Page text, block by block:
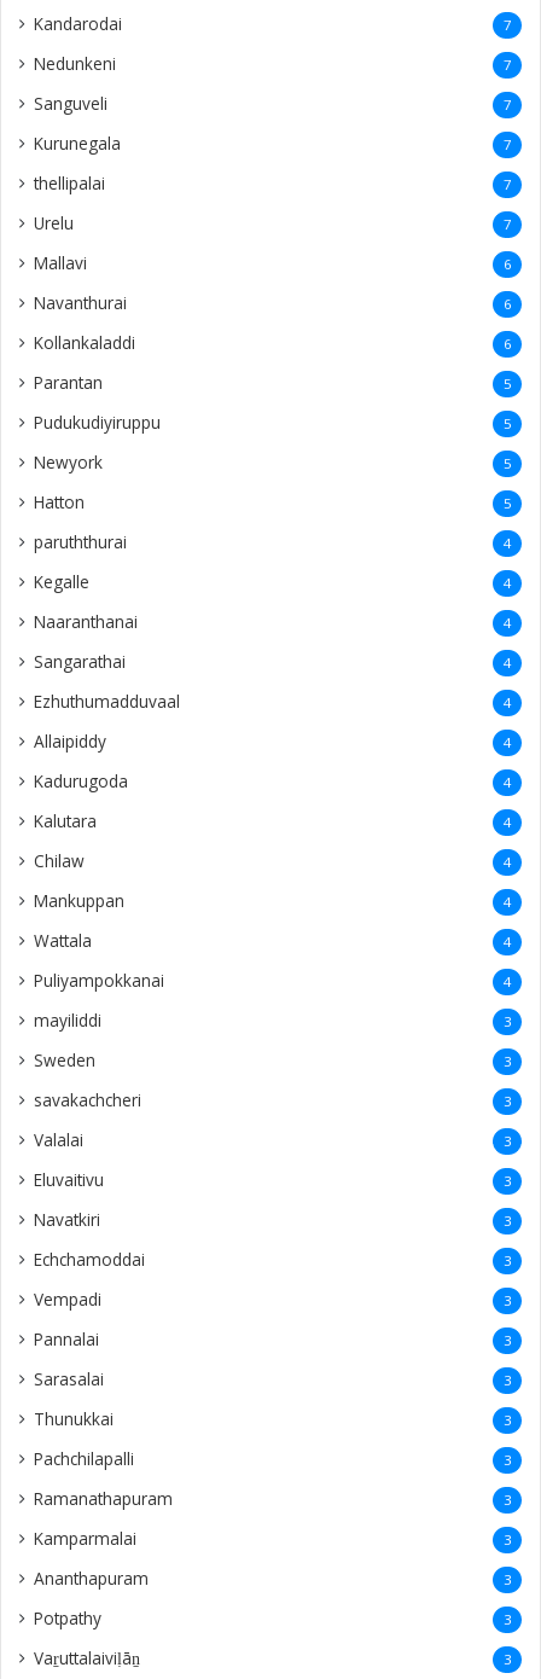
Kandarodai 7
Nedunkeni 7
Sanguveli 7
Kurunegala 7
thellipalai 7
Urelu 7
Mallavi 6
Navanthurai 6
Kollankaladdi 6
Parantan 5
Pudukudiyiruppu 5
Newyork 5
Hatton 5
paruththurai 4
Kegalle 4
Naaranthanai 4
Sangarathai 4
Ezhuthumadduvaal 4
Allaipiddy 4
Kadurugoda 4
Kalutara 4
Chilaw 4
Mankuppan 4
Wattala 4
Puliyampokkanai 4
mayiliddi 3
Sweden 3
savakachcheri 3
Valalai 3
Eluvaitivu 3
Navatkiri 3
Echchamoddai 3
Vempadi 3
Pannalai 3
Sarasalai 3
Thunukkai 3
Pachchilapalli 3
Ramanathapuram 3
Kamparmalai 3
Ananthapuram 3
‎Potpathy 3
Vaṟuttalaiviḷāṉ 3